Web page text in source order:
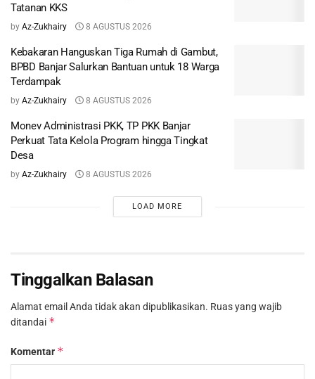
Tatanan KKS
by Az-Zukhairy 8 AGUSTUS 2026
Kebakaran Hanguskan Tiga Rumah di Gambut,
BPBD Banjar Salurkan Bantuan untuk 18 Warga
Terdampak
by Az-Zukhairy 8 AGUSTUS 2026
Monev Administrasi PKK, TP PKK Banjar
Perkuat Tata Kelola Program hingga Tingkat
Desa
by Az-Zukhairy 8 AGUSTUS 2026
LOAD MORE
Tinggalkan Balasan
Alamat email Anda tidak akan dipublikasikan. Ruas yang wajib
ditandai *
Komentar *